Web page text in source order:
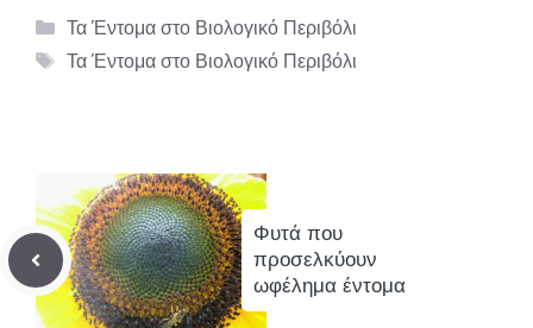
Κατηγορίες
Τα Έντομα στο Βιολογικό Περιβόλι
Ετικέτες
Τα Έντομα στο Βιολογικό Περιβόλι
Φυτά που
προσελκύουν
ωφέλημα έντομα